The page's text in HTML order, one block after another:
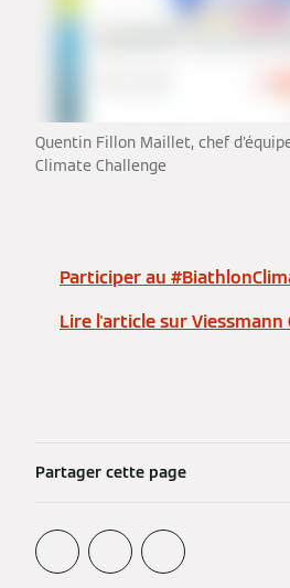
Quentin Fillon Maillet, chef
Climate Challenge
Participer au
Lire l'article sur
Partager cette page